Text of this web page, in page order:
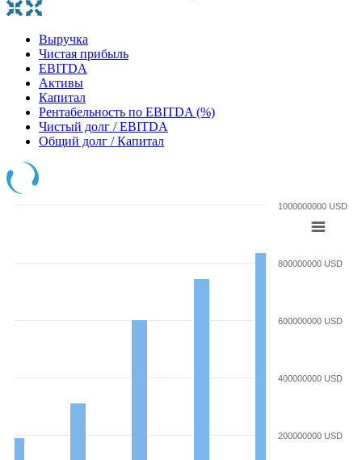
Выручка
Чистая прибыль
EBITDA
Активы
Капитал
Рентабельность по EBITDA (%)
Чистый долг / EBITDA
Общий долг / Капитал
200000000 USD
400000000 USD
600000000 USD
800000000 USD
1000000000 USD